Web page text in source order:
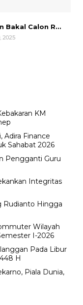
Bakal Calon R...
2025
KM
Adira Finance
Sahabat 2026
Pengganti Guru
Integritas
Rudianto Hingga
Wilayah
I-2026
Pada Libur
H
Piala Dunia,